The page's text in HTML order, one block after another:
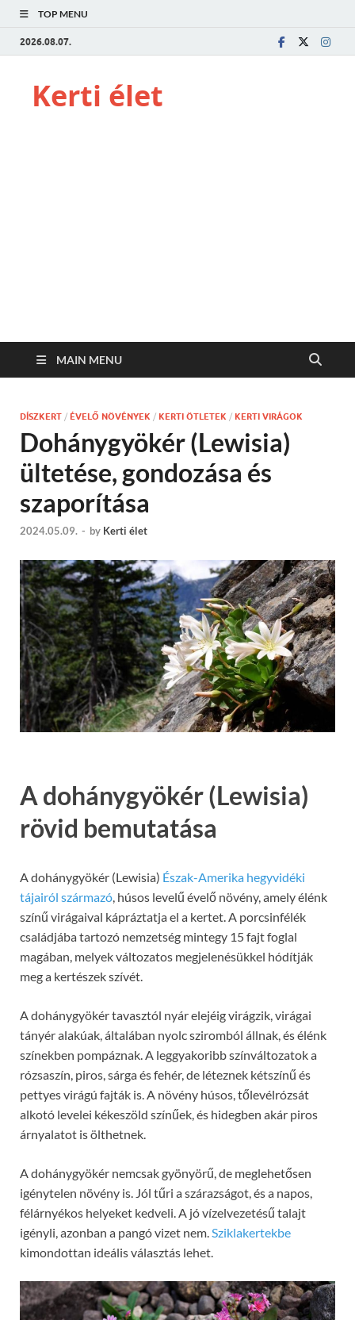
TOP MENU
2026.08.07.
Kerti élet
MAIN MENU
DÍSZKERT / ÉVELŐ NÖVÉNYEK / KERTI ÖTLETEK / KERTI VIRÁGOK
Dohánygyökér (Lewisia)
ültetése, gondozása és
szaporítása
2024.05.09. - by Kerti élet
A dohánygyökér (Lewisia)
rövid bemutatása
A dohánygyökér (Lewisia) Észak-Amerika hegyvidéki
tájairól származó , húsos levelű évelő növény, amely élénk
színű virágaival kápráztatja el a kertet. A porcsinfélék
családjába tartozó nemzetség mintegy 15 fajt foglal
magában, melyek változatos megjelenésükkel hódítják
meg a kertészek szívét.
A dohánygyökér tavasztól nyár elejéig virágzik, virágai
tányér alakúak, általában nyolc sziromból állnak, és élénk
színekben pompáznak. A leggyakoribb színváltozatok a
rózsaszín, piros, sárga és fehér, de léteznek kétszínű és
pettyes virágú fajták is. A növény húsos, tőlevélrózsát
alkotó levelei kékeszöld színűek, és hidegben akár piros
árnyalatot is ölthetnek.
A dohánygyökér nemcsak gyönyörű, de meglehetősen
igénytelen növény is. Jól tűri a szárazságot, és a napos,
félárnyékos helyeket kedveli. A jó vízelvezetésű talajt
igényli, azonban a pangó vizet nem. Sziklakertekbe
kimondottan ideális választás lehet.